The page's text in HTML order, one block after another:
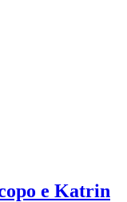
e Katrin